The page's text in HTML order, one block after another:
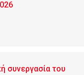
συνεργασία του